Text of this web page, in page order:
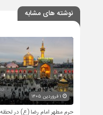
نوشته های مشابه
حرم مطهر امام رضا (ع) در